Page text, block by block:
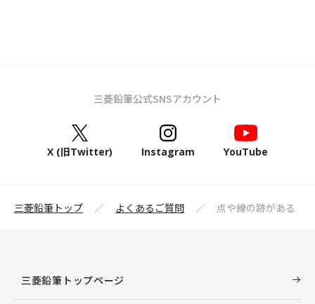
三菱鉛筆公式SNSアカウント
X (旧Twitter) Instagram YouTube
三菱鉛筆トップ よくあるご質問 点や線の跡がある
三菱鉛筆トップページ